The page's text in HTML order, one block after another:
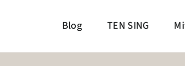
Blog TEN SING